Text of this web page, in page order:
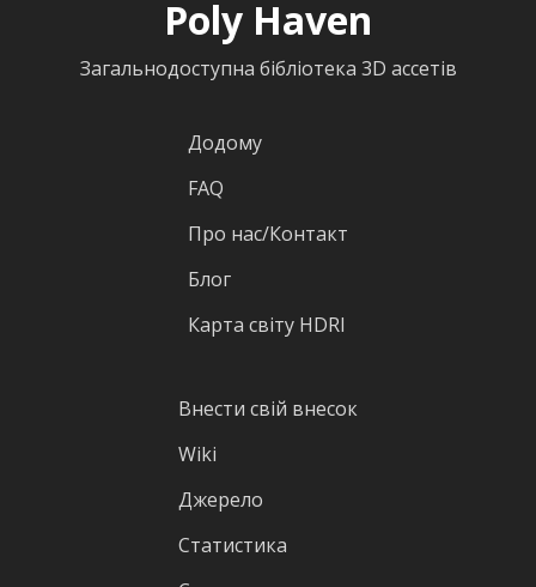
Poly Haven
Загальнодоступна бібліотека 3D ассетів
Додому
FAQ
Про нас/Контакт
Блог
Карта світу HDRI
Внести свій внесок
Wiki
Джерело
Статистика